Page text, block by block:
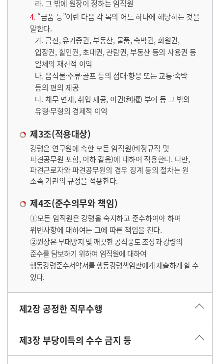
라. 그 밖에 원장이 정하는 임직원
“금품 등”이란 다음 각 목의 어느 하나에 해당하는 것을
말한다.
가. 금전, 유가증권, 부동산, 물품, 숙박권, 회원권,
입장권, 할인권, 초대권, 관람권, 부동산 등의 사용권 등
일체의 재산적 이익
나. 음식물·주류·골프 등의 접대·향응 또는 교통·숙박
등의 편의 제공
다. 채무 면제, 취업 제공, 이권(利權) 부여 등 그 밖의
유형·무형의 경제적 이익
제3조(적용대상)
강령은 연구원에 속한 모든 임직원(비정규직 및
파견공무원 포함, 이하 같음)에 대하여 적용한다. 다만,
파견근로자와 파견공무원의 경우 징계 등의 절차는 원
소속 기관의 규정을 적용한다.
제4조(준수의무와 책임)
①모든 임직원은 강령을 숙지하고 준수하여야 하며
위반사항에 대하여는 그에 따른 책임을 진다.
②원장은 부패방지 및 깨끗한 공직풍토 조성과 강령의
준수를 담보하기 위하여 임직원에 대하여
행동강령준수서약서를 행동강령책임관에게 제출하게 할 수
있다.
제2장 공정한 직무수행
제3장 부당이득의 수수 금지 등